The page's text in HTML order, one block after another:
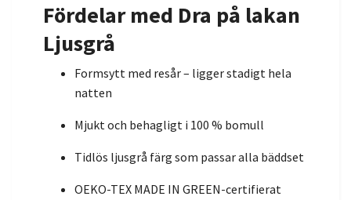
Fördelar med Dra på lakan
Ljusgrå
Formsytt med resår – ligger stadigt hela
natten
Mjukt och behagligt i 100 % bomull
Tidlös ljusgrå färg som passar alla bäddset
OEKO-TEX MADE IN GREEN-certifierat